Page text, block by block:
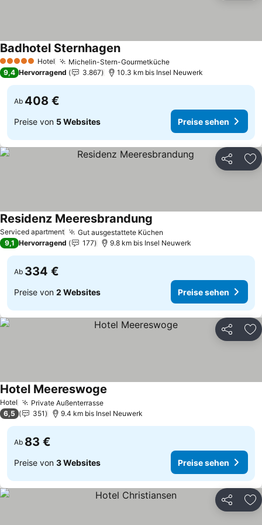
5 Sterne Hotel Michelin-Stern-GourmetküchePreise sehen
Badhotel SternhagenPreise sehen
9,4 Hervorragend 3.867 10.3 km bis Insel Neuwerk
Ab 408 €
Preise von 5 Websites Preise sehen
Teilen
Serviced apartment Gut ausgestattete Küchen
Residenz Meeresbrandung
9,1 Hervorragend 177 9.8 km bis Insel Neuwerk
Ab 334 €
Preise von 2 Websites Preise sehen
Teilen
Hotel Private AußenterrassePreise sehen
Hotel Meereswoge
6,5 351 9.4 km bis Insel Neuwerk
Ab 83 €
Preise von 3 Websites Preise sehen
Teilen